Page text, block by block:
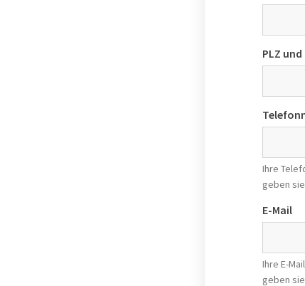
PLZ
Ihre
geben
E-Mail
Ihre E-
geben